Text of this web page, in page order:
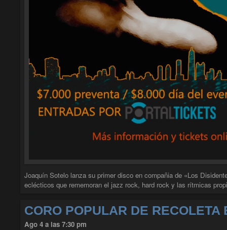
Joaquín Sotelo lanza su primer disco en compañia de «Los
eclécticos que rememoran el jazz rock, hard rock y las rítmicas
CORO POPULAR DE RECOLETA
Ago 4 a las 7:30 pm